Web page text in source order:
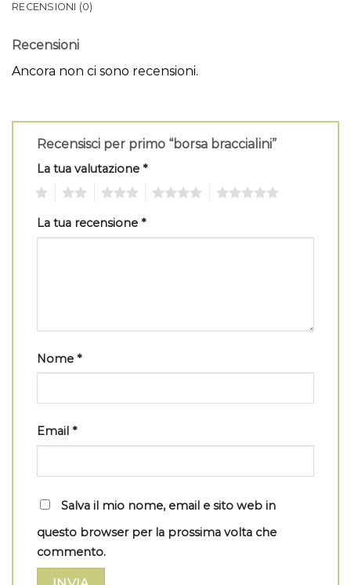
RECENSIONI (0)
Recensioni
Ancora non ci sono recensioni.
Recensisci per primo “borsa braccialini”
La tua valutazione *
La tua recensione *
Nome *
Email *
Salva il mio nome, email e sito web in
questo browser per la prossima volta che
commento.